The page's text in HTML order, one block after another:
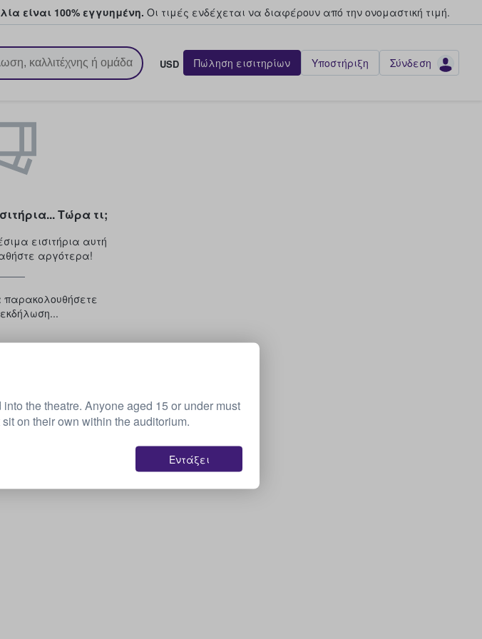
είναι 100% εγγυημένη. Οι τιμές ενδέχεται να διαφέρουν από την oνομαστική τιμή.
USD Πώληση εισιτηρίων Υποστήριξη Σύνδεση
Τώρα τι;
εισιτήρια αυτή
αργότερα!
παρακολουθήσετε
the theatre. Anyone aged 15 or under must
on their own within the auditorium.
Εντάξει